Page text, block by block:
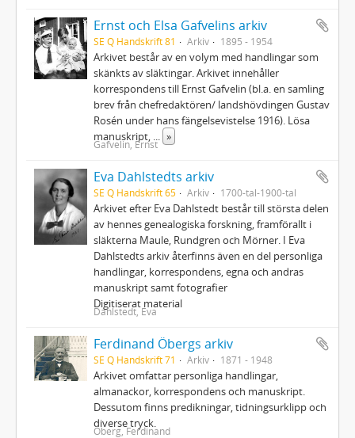
Ernst och Elsa Gafvelins arkiv
SE Q Handskrift 81 Arkiv 1895 - 1954
Arkivet består av en volym med handlingar som
skänkts av släktingar. Arkivet innehåller
korrespondens till Ernst Gafvelin (bl.a. en samling
brev från chefredaktören/ landshövdingen Gustav
Rosén under hans fängelsevistelse 1916). Lösa
manuskript,
»
Gafvelin, Ernst
Eva Dahlstedts arkiv
SE Q Handskrift 65 Arkiv 1700-tal-1900-tal
Arkivet efter Eva Dahlstedt består till största delen
av hennes genealogiska forskning, framförallt i
släkterna Maule, Rundgren och Mörner. I Eva
Dahlstedts arkiv återfinns även en del personliga
handlingar, korrespondens, egna och andras
manuskript samt fotografier
Digitiserat material
Dahlstedt, Eva
Ferdinand Öbergs arkiv
SE Q Handskrift 71 Arkiv 1871 - 1948
Arkivet omfattar personliga handlingar,
almanackor, korrespondens och manuskript.
Dessutom finns predikningar, tidningsurklipp och
diverse tryck.
Öberg, Ferdinand